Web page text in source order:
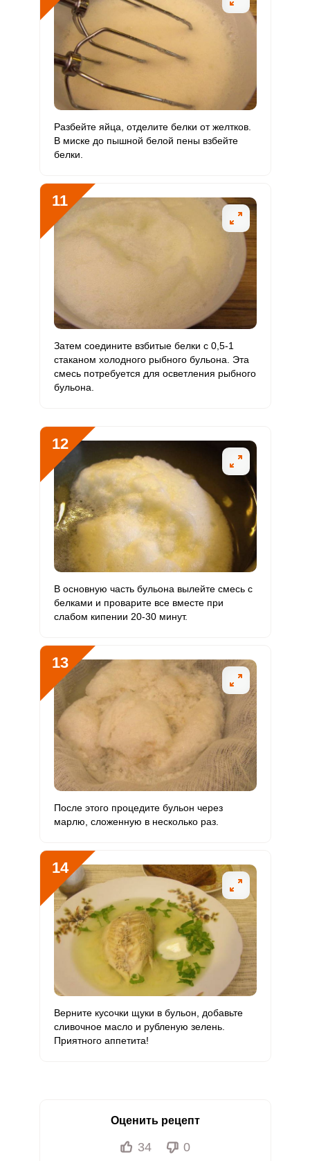
Разбейте яйца, отделите белки от желтков.
В миске до пышной белой пены взбейте
белки.
11
Затем соедините взбитые белки с 0,5-1
стаканом холодного рыбного бульона. Эта
смесь потребуется для осветления рыбного
бульона.
12
В основную часть бульона вылейте смесь с
белками и проварите все вместе при
слабом кипении 20-30 минут.
13
После этого процедите бульон через
марлю, сложенную в несколько раз.
14
Верните кусочки щуки в бульон, добавьте
сливочное масло и рубленую зелень.
Приятного аппетита!
Оценить рецепт
34 0